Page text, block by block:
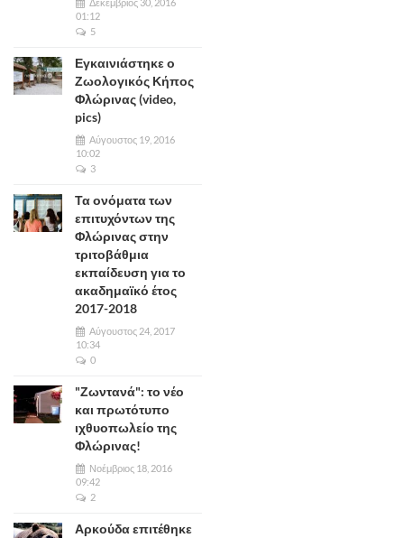
01:12
5
Εγκαινιάστηκε ο
Ζωολογικός Κήπος
Φλώρινας (video,
pics)
Αύγουστος 19, 2016
10:02
3
Τα ονόματα των
επιτυχόντων της
Φλώρινας στην
τριτοβάθμια
εκπαίδευση για το
ακαδημαϊκό έτος
2017-2018
Αύγουστος 24, 2017
10:34
0
"Ζωντανά": το νέο
και πρωτότυπο
ιχθυοπωλείο της
Φλώρινας!
Νοέμβριος 18, 2016
09:42
2
Αρκούδα επιτέθηκε